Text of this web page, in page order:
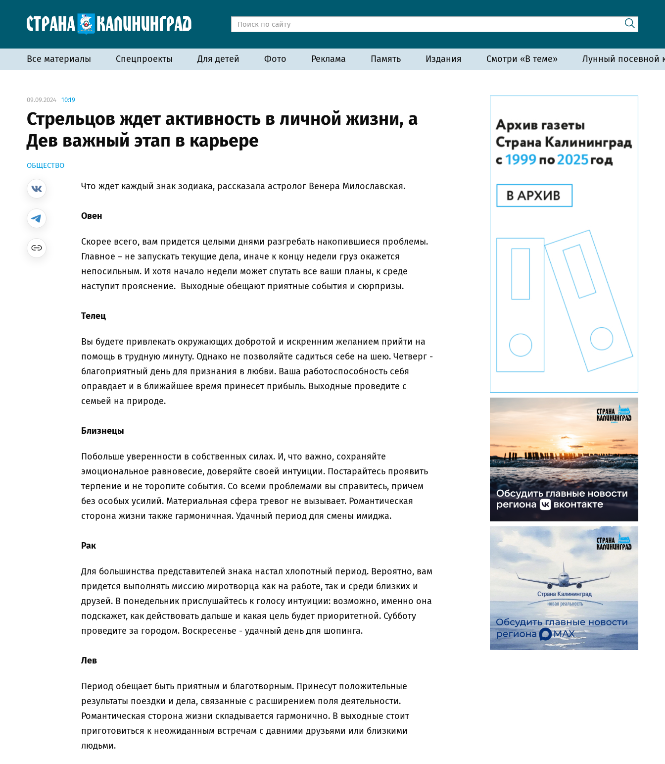
Все материалы Спецпроекты Для детей Фото Реклама Память Издания Смотри «В теме» Лунный посевной
09.09.2024 10:19
Стрельцов ждет активность в личной жизни, а
Дев важный этап в карьере
ОБЩЕСТВО
Что ждет каждый знак зодиака, рассказала астролог Венера Милославская.
Овен
Скорее всего, вам придется целыми днями разгребать накопившиеся проблемы.
Главное – не запускать текущие дела, иначе к концу недели груз окажется
непосильным. И хотя начало недели может спутать все ваши планы, к среде
наступит прояснение. Выходные обещают приятные события и сюрпризы.
Телец
Вы будете привлекать окружающих добротой и искренним желанием прийти на
помощь в трудную минуту. Однако не позволяйте садиться себе на шею. Четверг -
благоприятный день для признания в любви. Ваша работоспособность себя
оправдает и в ближайшее время принесет прибыль. Выходные проведите с
семьей на природе.
Близнецы
Побольше уверенности в собственных силах. И, что важно, сохраняйте
эмоциональное равновесие, доверяйте своей интуиции. Постарайтесь проявить
терпение и не торопите события. Со всеми проблемами вы справитесь, причем
без особых усилий. Материальная сфера тревог не вызывает. Романтическая
сторона жизни также гармоничная. Удачный период для смены имиджа.
Рак
Для большинства представителей знака настал хлопотный период. Вероятно, вам
придется выполнять миссию миротворца как на работе, так и среди близких и
друзей. В понедельник прислушайтесь к голосу интуиции: возможно, именно она
подскажет, как действовать дальше и какая цель будет приоритетной. Субботу
проведите за городом. Воскресенье - удачный день для шопинга.
Лев
Период обещает быть приятным и благотворным. Принесут положительные
результаты поездки и дела, связанные с расширением поля деятельности.
Романтическая сторона жизни складывается гармонично. В выходные стоит
приготовиться к неожиданным встречам с давними друзьями или близкими
людьми.